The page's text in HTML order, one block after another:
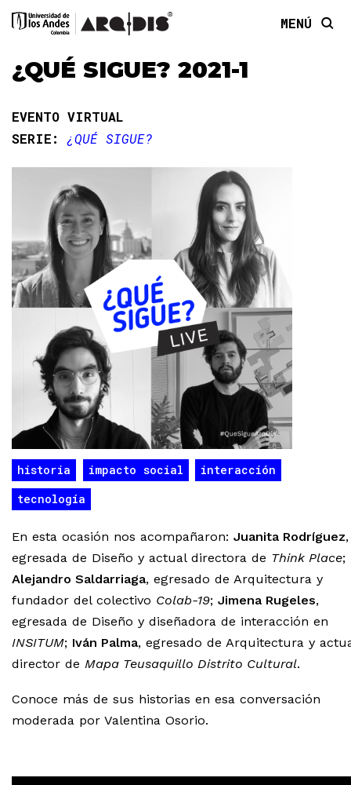
MENÚ
¿QUÉ SIGUE? 2021-1
EVENTO VIRTUAL
SERIE: ¿QUÉ SIGUE?
historia impacto social
interacción
tecnología
En esta ocasión nos acompañaron: Juanita Rodríguez,
egresada de Diseño y actual directora de Think Place;
Alejandro Saldarriaga, egresado de Arquitectura y
fundador del colectivo Colab-19; Jimena Rugeles,
egresada de Diseño y diseñadora de interacción en
INSITUM; Iván Palma, egresado de Arquitectura y
director de Mapa Teusaquillo Distrito Cultural.
Conoce más de sus historias en esa conversación
moderada por Valentina Osorio.